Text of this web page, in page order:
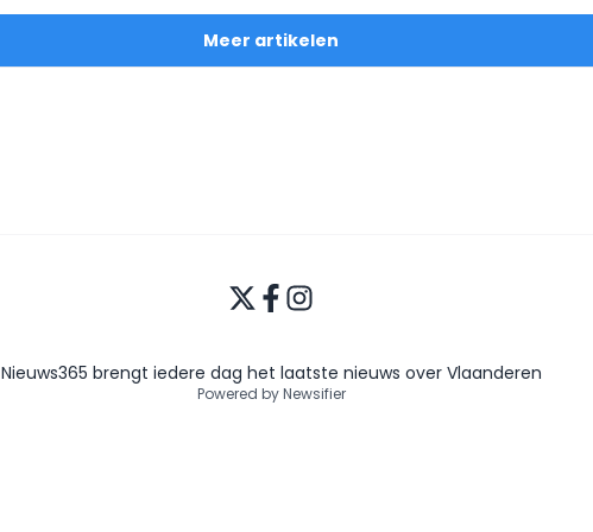
Meer artikelen
Nieuws365 brengt iedere dag het laatste nieuws over Vlaanderen
Powered by Newsifier